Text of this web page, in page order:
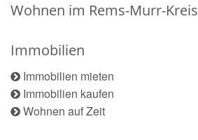
Wohnen im Rems-Murr-Kreis
Immobilien
Immobilien mieten
Immobilien kaufen
Wohnen auf Zeit